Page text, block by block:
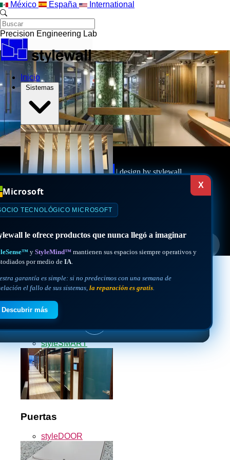
Saltar al contenido principal
México España International
Precision Engineering Lab
Inicio
Muros Móviles
styleMOVE
styleVISION
styleGLASS
styleSMART
Puertas
styleDOOR
styleVISION
| design by
stylewall
🔊
Microsoft
TECNOLÓGICO MICROSOFT
le ofrece productos que nunca llegó a imaginar